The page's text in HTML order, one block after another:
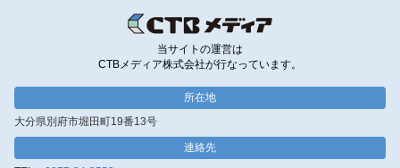
当サイトの運営は
CTBメディア株式会社が行なっています。
所在地
大分県別府市堀田町19番13号
連絡先